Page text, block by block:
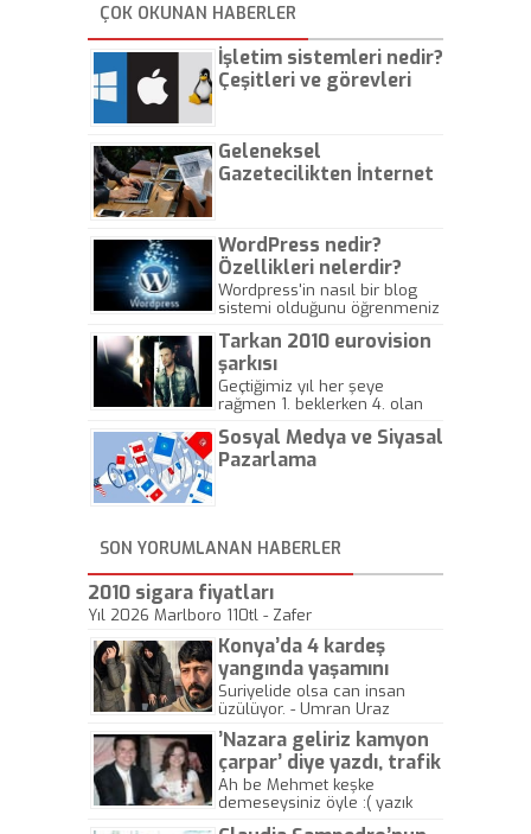
ÇOK OKUNAN HABERLER
İşletim sistemleri nedir?
Çeşitleri ve görevleri
Geleneksel
Gazetecilikten İnternet
WordPress nedir?
Özellikleri nelerdir?
Wordpress'in nasıl bir blog
sistemi olduğunu öğrenmeniz
Tarkan 2010 eurovision
şarkısı
Geçtiğimiz yıl her şeye
rağmen 1. beklerken 4. olan
gösterisinin bu yarışmada
önemli olmadığını anlamıştır.
Sosyal Medya ve Siyasal
Pazarlama
SON YORUMLANAN HABERLER
2010 sigara fiyatları
Yıl 2026 Marlboro 110tl - Zafer
Konya’da 4 kardeş
yangında yaşamını
yitirdi
Suriyelide olsa can insan
üzülüyor. - Umran Uraz
’Nazara geliriz kamyon
çarpar’ diye yazdı, trafik
kazasında öldü!
Ah be Mehmet keşke
demeseysiniz öyle :( yazık